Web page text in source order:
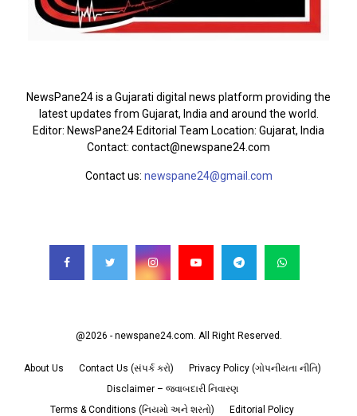
NewsPane24 is a Gujarati digital news platform providing the
latest updates from Gujarat, India and around the world.
Editor: NewsPane24 Editorial Team Location: Gujarat, India
Contact: contact@newspane24.com
Contact us: newspane24@gmail.com
@2026 - newspane24.com. All Right Reserved.
About Us Contact Us (સંપર્ક કરો)
Privacy Policy (ગોપનીયતા નીતિ)
Disclaimer – જવાબદારી નિવારણ
Terms & Conditions (નિયમો અને શરતો)
Editorial Policy